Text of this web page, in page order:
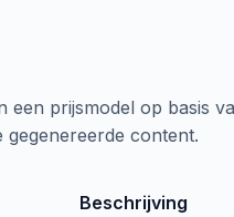
een prijsmodel op basis
content.
Beschrijving